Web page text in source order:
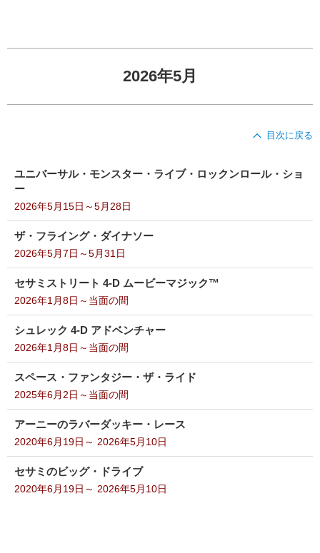
2026年5月
目次に戻る
ユニバーサル・モンスター・ライブ・ロックンロール・ショ
ー
2026年5月15日～5月28日
ザ・フライング・ダイナソー
2026年5月7日～5月31日
セサミストリート 4-D ムービーマジック™
2026年1月8日～当面の間
シュレック 4-D アドベンチャー
2026年1月8日～当面の間
スペース・ファンタジー・ザ・ライド
2025年6月2日～当面の間
アーニーのラバーダッキー・レース
2020年6月19日～ 2026年5月10日
セサミのビッグ・ドライブ
2020年6月19日～ 2026年5月10日